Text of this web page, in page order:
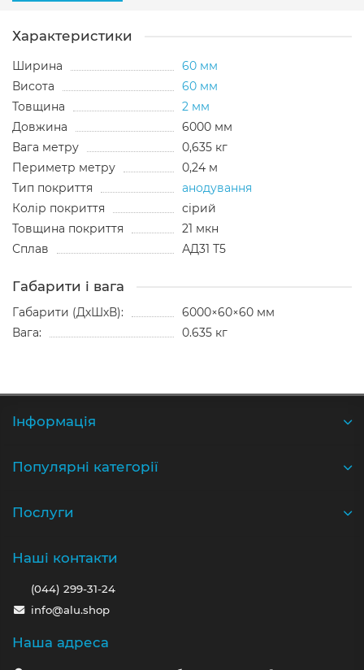
Характеристики
Ширина
60 мм
Висота
60 мм
Товщина
2 мм
Довжина
6000 мм
Вага метру
0,635 кг
Периметр метру
0,24 м
Тип покриття
анодування
Колір покриття
сірий
Товщина покриття
21 мкн
Сплав
АД31 Т5
Габарити і вага
Габарити (ДхШхВ):
6000×60×60 мм
Вага:
0.635 кг
Iнформація
Популярні категорії
Послуги
Наші контакти
(044) 299-31-24
info@alu.shop
Наша адреса